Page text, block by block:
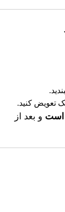
است و بعد از